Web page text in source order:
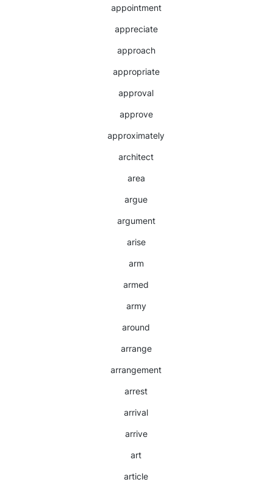
appointment
appreciate
approach
appropriate
approval
approve
approximately
architect
area
argue
argument
arise
arm
armed
army
around
arrange
arrangement
arrest
arrival
arrive
art
article